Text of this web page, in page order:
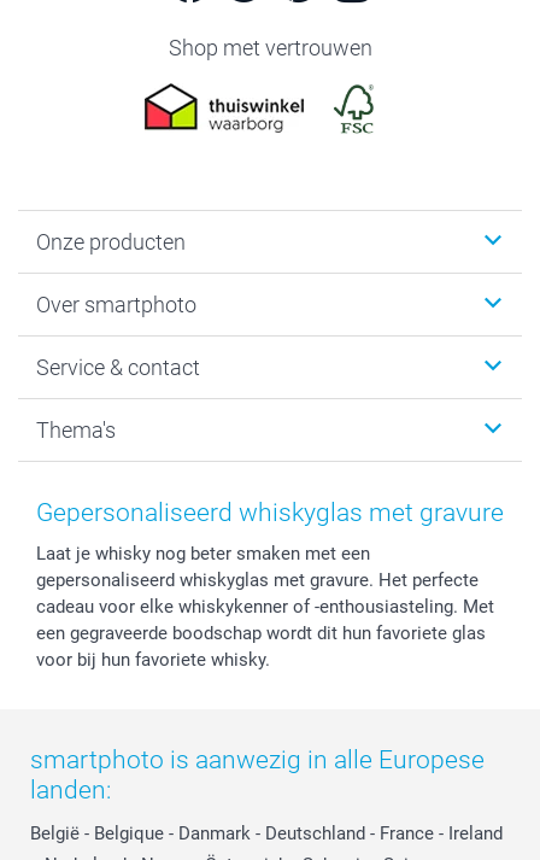
Shop met vertrouwen
Onze producten
Fotoboeken
Fotocadeaus
Kaarten
Over smartphoto
Vacatures
Bestelproces
Herroepingsrecht
Privacy
Cookiebeleid
Reviews
Prijslijst
Investor Relations
Service & contact
Tevredenheidsgarantie
Mijn orderstatus
smartbonus
smartfriends
service@smartphoto.nl
Affiliate partnerprogramma
Partnerships
Thema's
Baby
Moederdag
Vaderdag
Huwelijk
Gepersonaliseerd whiskyglas met gravure
Laat je whisky nog beter smaken met een
gepersonaliseerd whiskyglas met gravure. Het perfecte
cadeau voor elke whiskykenner of -enthousiasteling. Met
een gegraveerde boodschap wordt dit hun favoriete glas
voor bij hun favoriete whisky.
smartphoto is aanwezig in alle Europese
landen:
België - Belgique - Danmark - Deutschland - France - Ireland